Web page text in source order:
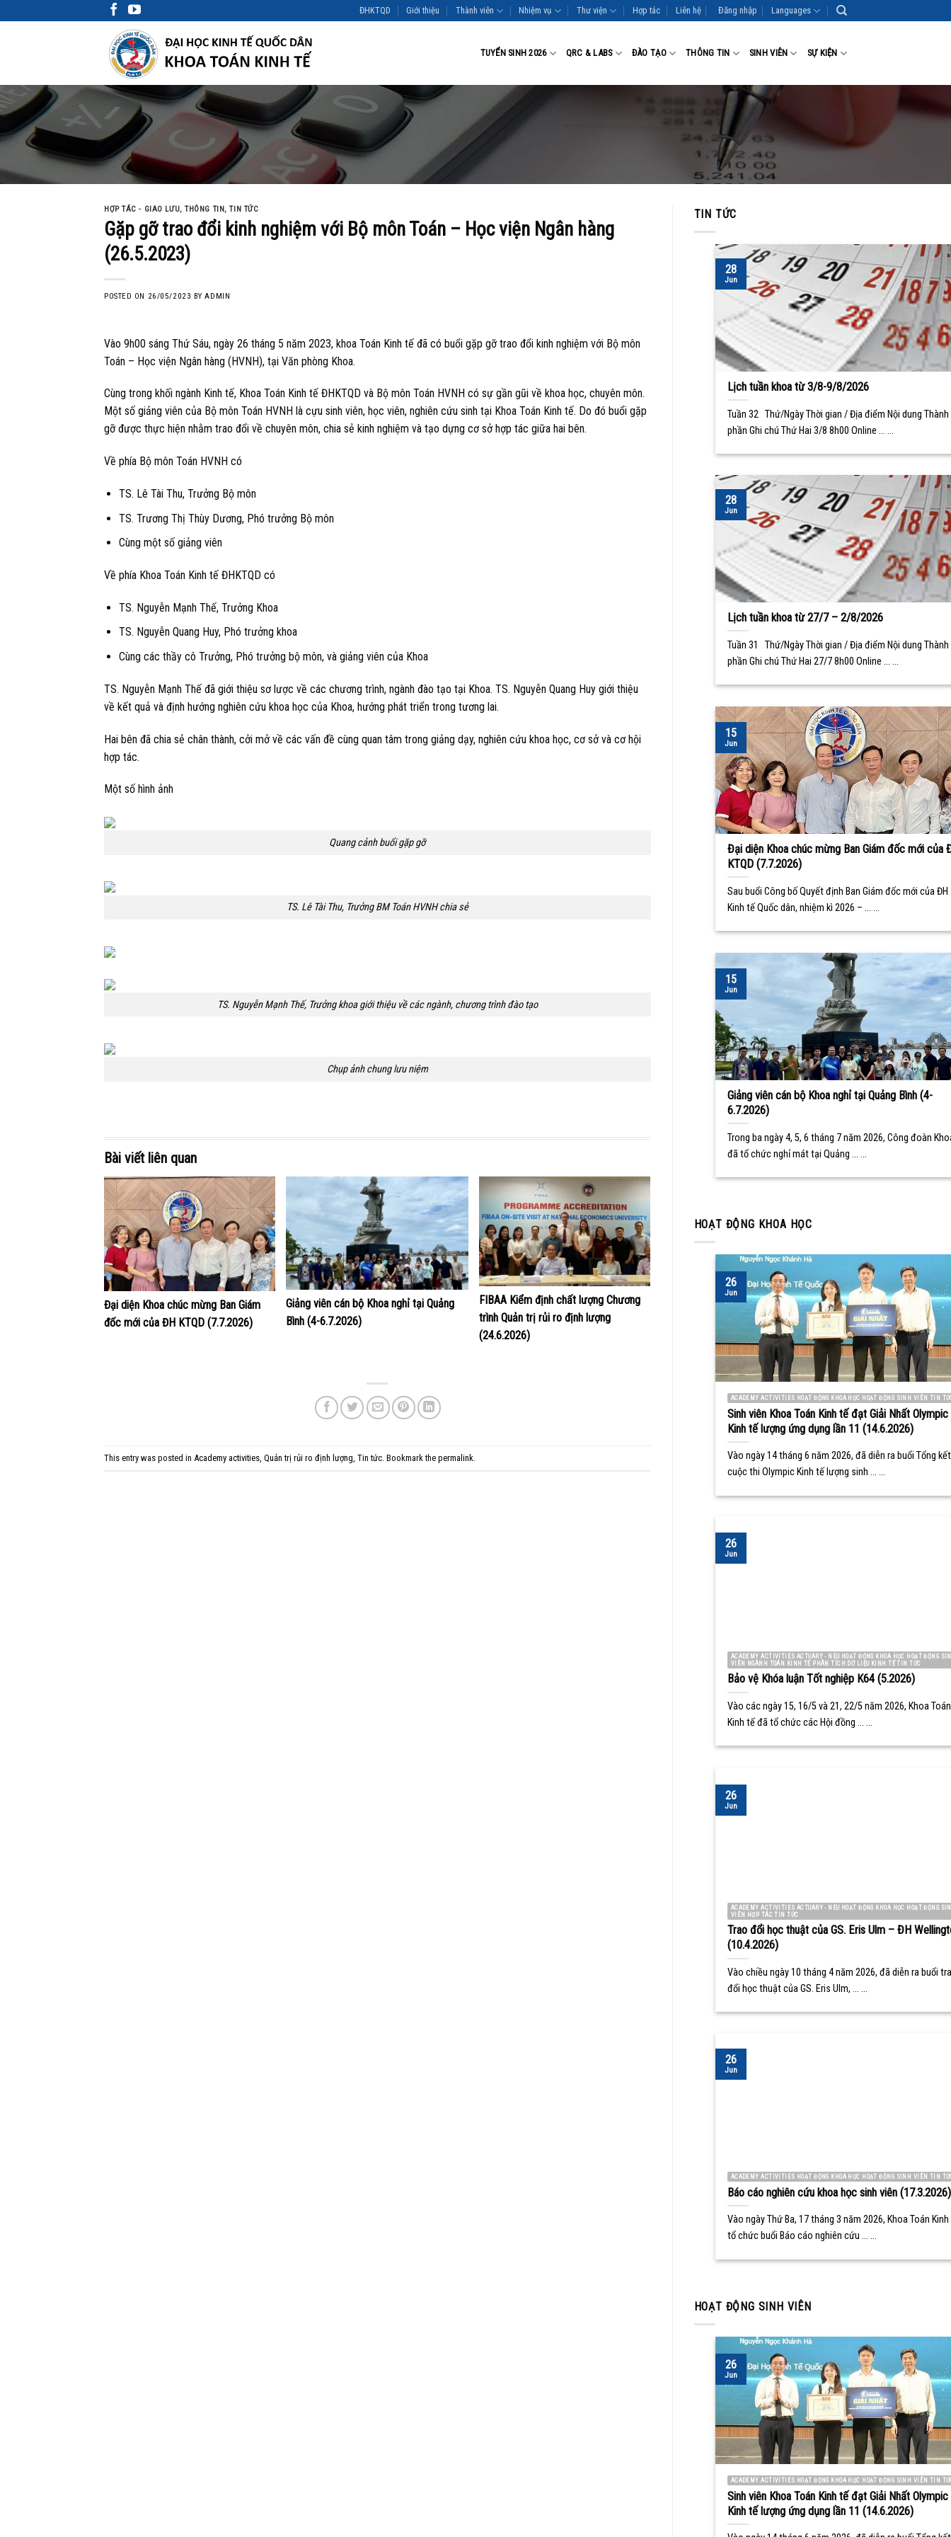
to
ĐHKTQD Giới thiệu Thành viên Nhiệm vụ Thư viện Hợp tác Liên hệ Đăng nhập Languages
TUYỂN SINH 2026 QRC & LABS ĐÀO TẠO THÔNG TIN SINH VIÊN SỰ KIỆN
HỢP TÁC - GIAO LƯU,THÔNG TIN,TIN TỨC
Gặp gỡ trao đổi kinh nghiệm với Bộ môn Toán – Học viện Ngân hàng
(26.5.2023)
POSTED ON 26/05/2023 BYADMIN
Vào 9h00 sáng Thứ Sáu, ngày 26 tháng 5 năm 2023, khoa Toán Kinh tế đã có buổi gặp gỡ trao đổi kinh nghiệm với Bộ môn
Toán – Học viện Ngân hàng (HVNH), tại Văn phòng Khoa.
Cùng trong khối ngành Kinh tế, Khoa Toán Kinh tế ĐHKTQD và Bộ môn Toán HVNH có sự gần gũi về khoa học, chuyên môn.
Một số giảng viên của Bộ môn Toán HVNH là cựu sinh viên, học viên, nghiên cứu sinh tại Khoa Toán Kinh tế. Do đó buổi gặp
gỡ được thực hiện nhằm trao đổi về chuyên môn, chia sẻ kinh nghiệm và tạo dựng cơ sở hợp tác giữa hai bên.
Về phía Bộ môn Toán HVNH có
TS. Lê Tài Thu, Trưởng Bộ môn
TS. Trương Thị Thùy Dương, Phó trưởng Bộ môn
Cùng một số giảng viên
Về phía Khoa Toán Kinh tế ĐHKTQD có
TS. Nguyễn Mạnh Thế, Trưởng Khoa
TS. Nguyễn Quang Huy, Phó trưởng khoa
Cùng các thầy cô Trưởng, Phó trưởng bộ môn, và giảng viên của Khoa
TS. Nguyễn Mạnh Thế đã giới thiệu sơ lược về các chương trình, ngành đào tạo tại Khoa. TS. Nguyễn Quang Huy giới thiệu
về kết quả và định hướng nghiên cứu khoa học của Khoa, hướng phát triển trong tương lai.
Hai bên đã chia sẻ chân thành, cởi mở về các vấn đề cùng quan tâm trong giảng dạy, nghiên cứu khoa học, cơ sở và cơ hội
hợp tác.
Một số hình ảnh
Quang cảnh buổi gặp gỡ
TS. Lê Tài Thu, Trưởng BM Toán HVNH chia sẻ
TS. Nguyễn Mạnh Thế, Trưởng khoa giới thiệu về các ngành, chương trình đào tạo
Chụp ảnh chung lưu niệm
Bài viết liên quan
Đại diện Khoa chúc mừng Ban Giám
đốc mới của ĐH KTQD (7.7.2026)
Giảng viên cán bộ Khoa nghỉ tại Quảng
Bình (4-6.7.2026)
FIBAA Kiểm định chất lượng Chương
trình Quản trị rủi ro định lượng
(24.6.2026)
This entry was posted in Academy activities Quản trị rủi ro định lượng Tin tức . Bookmark the permalink
TIN TỨC
Lịch tuần khoa từ 3/8-9/8/2026
Tuần 32 Thứ/Ngày Thời gian / Địa điểm Nội dung Thành
phần Ghi chú Thứ Hai 3/8 8h00 Online ... ...
28
Jun
Lịch tuần khoa từ 27/7 – 2/8/2026
Tuần 31 Thứ/Ngày Thời gian / Địa điểm Nội dung Thành
phần Ghi chú Thứ Hai 27/7 8h00 Online ... ...
28
Jun
Đại diện Khoa chúc mừng Ban Giám đốc mới của
KTQD (7.7.2026)
Sau buổi Công bố Quyết định Ban Giám đốc mới của ĐH
Kinh tế Quốc dân, nhiệm kì 2026 – ... ...
15
Jun
Giảng viên cán bộ Khoa nghỉ tại Quảng Bình (4-
6.7.2026)
Trong ba ngày 4, 5, 6 tháng 7 năm 2026, Công đoàn
đã tổ chức nghỉ mát tại Quảng ... ...
15
Jun
HOẠT ĐỘNG KHOA HỌC
ACADEMY ACTIVITIES HOẠT ĐỘNG KHOA HỌC HOẠT ĐỘNG SINH VIÊN TIN
Sinh viên Khoa Toán Kinh tế đạt Giải Nhất Olympic
Kinh tế lượng ứng dụng lần 11 (14.6.2026)
Vào ngày 14 tháng 6 năm 2026, đã diễn ra buổi Tổng kết
cuộc thi Olympic Kinh tế lượng sinh ... ...
26
Jun
ACADEMY ACTIVITIES ACTUARY - NEU HOẠT ĐỘNG KHOA HỌC HOẠT ĐỘNG
VIÊN NGÀNH TOÁN KINH TẾ PHÂN TÍCH DỮ LIỆU KINH TẾ TIN TỨC
Bảo vệ Khóa luận Tốt nghiệp K64 (5.2026)
Vào các ngày 15, 16/5 và 21, 22/5 năm 2026, Khoa Toán
Kinh tế đã tổ chức các Hội đồng ... ...
26
Jun
ACADEMY ACTIVITIES ACTUARY - NEU HOẠT ĐỘNG KHOA HỌC HOẠT ĐỘNG
VIÊN HỢP TÁC TIN TỨC
Trao đổi học thuật của GS. Eris Ulm – ĐH
(10.4.2026)
Vào chiều ngày 10 tháng 4 năm 2026, đã diễn ra buổi
đổi học thuật của GS. Eris Ulm, ... ...
26
Jun
ACADEMY ACTIVITIES HOẠT ĐỘNG KHOA HỌC HOẠT ĐỘNG SINH VIÊN TIN
Báo cáo nghiên cứu khoa học sinh viên (17.3.2026)
Vào ngày Thứ Ba, 17 tháng 3 năm 2026, Khoa Toán
tổ chức buổi Báo cáo nghiên cứu ... ...
26
Jun
HOẠT ĐỘNG SINH VIÊN
ACADEMY ACTIVITIES HOẠT ĐỘNG KHOA HỌC HOẠT ĐỘNG SINH VIÊN TIN
Sinh viên Khoa Toán Kinh tế đạt Giải Nhất Olympic
Kinh tế lượng ứng dụng lần 11 (14.6.2026)
26
Jun